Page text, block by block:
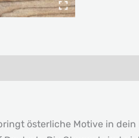
österliche Motive in